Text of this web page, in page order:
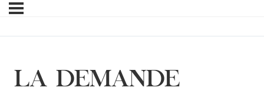
LA DEMANDE